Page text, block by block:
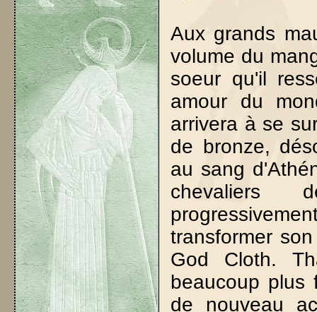
Aux grands
volume du
soeur qu'il
amour du
arrivera à se
de bronze,
au sang
chevaliers
transformer
God Cloth.
beaucoup plus
de nouveau